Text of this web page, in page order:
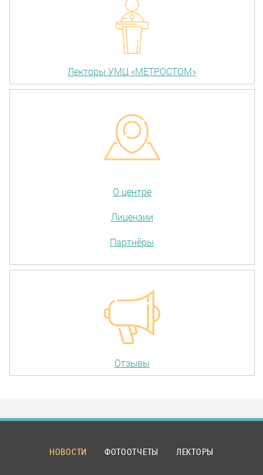
Лекторы УМЦ «МЕТРОСТОМ»
О центре
Лицензии
Партнёры
Отзывы
НОВОСТИ ФОТООТЧЕТЫ ЛЕКТОРЫ